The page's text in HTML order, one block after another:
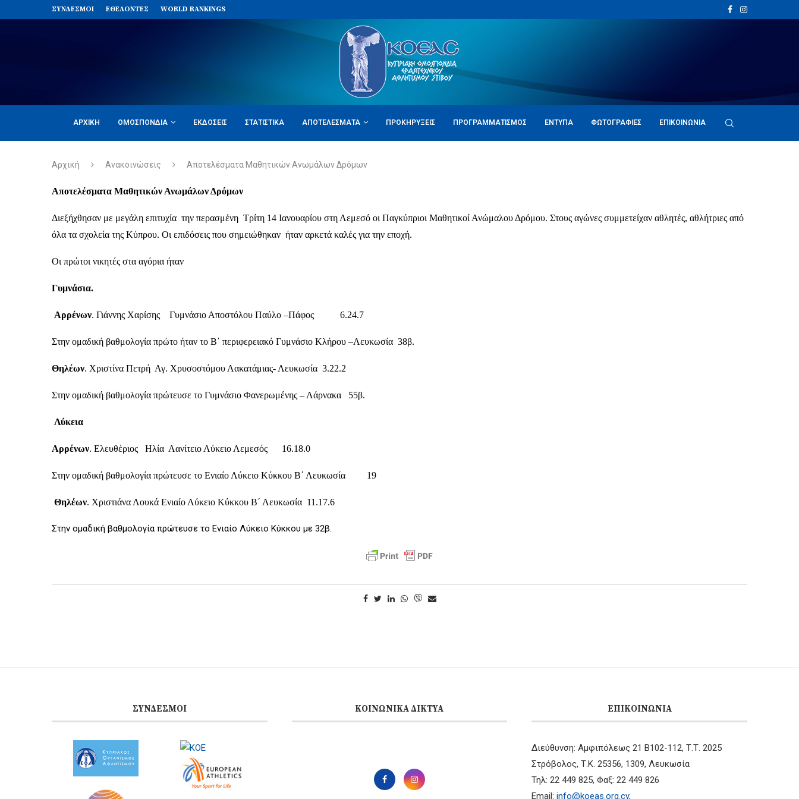
ΣΥΝΔΈΣΜΟΙ ΕΘΕΛΟΝΤΈΣ WORLD RANKINGS
ΑΡΧΙΚΉ ΟΜΟΣΠΟΝΔΊΑ ΕΚΔΌΣΕΙΣ ΣΤΑΤΙΣΤΙΚΆ ΑΠΟΤΕΛΈΣΜΑΤΑ ΠΡΟΚΗΡΎΞΕΙΣ ΠΡΟΓΡΑΜΜΑΤΙΣΜΌΣ ΈΝΤΥΠΑ ΦΩΤΟΓΡΑΦΊΕΣ ΕΠΙΚΟΙΝΩΝΊΑ
Αρχική Ανακοινώσεις Αποτελέσματα Μαθητικών Ανωμάλων Δρόμων
Αποτελέσματα Μαθητικών Ανωμάλων Δρόμων
Διεξήχθησαν με μεγάλη επιτυχία την περασμένη Τρίτη 14 Ιανουαρίου στη Λεμεσό οι Παγκύπριοι Μαθητικοί Ανώμαλου Δρόμου. Στους αγώνες συμμετείχαν αθλητές, αθλήτριες από
όλα τα σχολεία της Κύπρου. Οι επιδόσεις που σημειώθηκαν ήταν αρκετά καλές για την εποχή.
Οι πρώτοι νικητές στα αγόρια ήταν
Γυμνάσια.
Αρρένων. Γιάννης Χαρίσης Γυμνάσιο Αποστόλου Παύλο –Πάφος 6.24.7
Στην ομαδική βαθμολογία πρώτο ήταν το Β΄ περιφερειακό Γυμνάσιο Κλήρου –Λευκωσία 38β.
Θηλέων. Χριστίνα Πετρή Αγ. Χρυσοστόμου Λακατάμιας- Λευκωσία 3.22.2
Στην ομαδική βαθμολογία πρώτευσε το Γυμνάσιο Φανερωμένης – Λάρνακα 55β.
Λύκεια
Αρρένων. Ελευθέριος Ηλία Λανίτειο Λύκειο Λεμεσός 16.18.0
Στην ομαδική βαθμολογία πρώτευσε το Ενιαίο Λύκειο Κύκκου Β΄ Λευκωσία 19
Θηλέων. Χριστιάνα Λουκά Ενιαίο Λύκειο Κύκκου Β΄ Λευκωσία 11.17.6
Στην ομαδική βαθμολογία πρώτευσε το Ενιαίο Λύκειο Κύκκου με 32β.
ΣΎΝΔΕΣΜΟΙ ΚΟΙΝΩΝΙΚΆ ΔΊΚΤΥΑ ΕΠΙΚΟΙΝΩΝΊΑ
Διεύθυνση: Αμφιπόλεως 21 B102-112, Τ.Τ. 2025
Στρόβολος, Τ.Κ. 25356, 1309, Λευκωσία
Τηλ: 22 449 825, Φαξ: 22 449 826
Email:info@koeas.org.cy,